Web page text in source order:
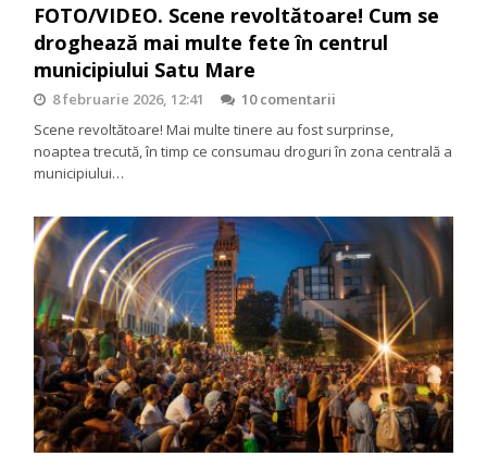
FOTO/VIDEO. Scene revoltătoare! Cum se
droghează mai multe fete în centrul
municipiului Satu Mare
8 februarie 2026, 12:41
10 comentarii
Scene revoltătoare! Mai multe tinere au fost surprinse,
noaptea trecută, în timp ce consumau droguri în zona centrală a
municipiului…